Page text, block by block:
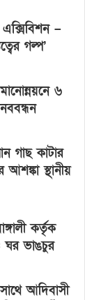
–
গল্প’
৬
গাছ কাটার
আশঙ্কা স্থানীয়
কর্তৃক
ঘর ভাঙচুর
আদিবাসী